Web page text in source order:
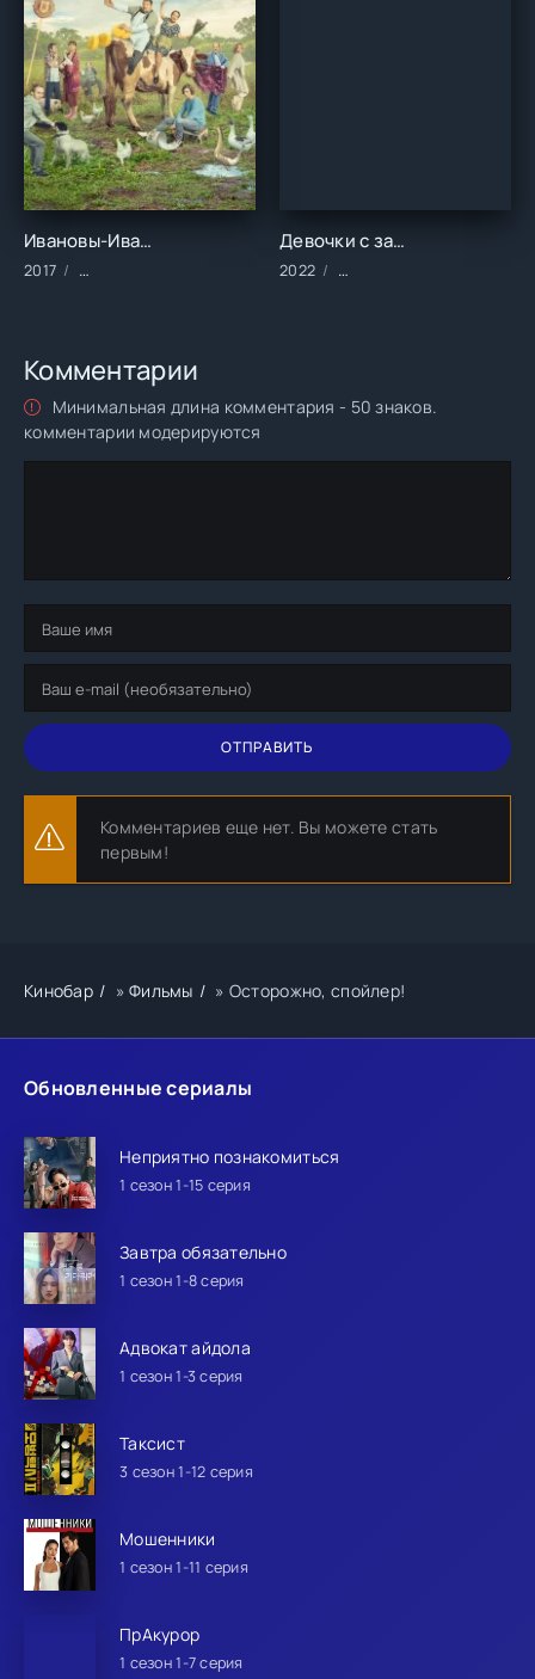
Обновленные сериалы
Неприятно познакомиться
1 сезон 1-15 серия
Завтра обязательно
1 сезон 1-8 серия
Адвокат айдола
1 сезон 1-3 серия
Таксист
3 сезон 1-12 серия
Мошенники
1 сезон 1-11 серия
ПрАкурор
1 сезон 1-7 серия
Ивановы-Ивановы (2017)
2017 Сериалы/Зарубежные/Русские/Комедия
Девочки с задней парты (2022)
2022 Сериалы/2022 год/
Комментарии
Минимальная длина комментария - 50 знаков.
комментарии модерируются
ОТПРАВИТЬ
Комментариев еще нет. Вы можете стать
первым!
Кинобар »Фильмы » Осторожно, спойлер!